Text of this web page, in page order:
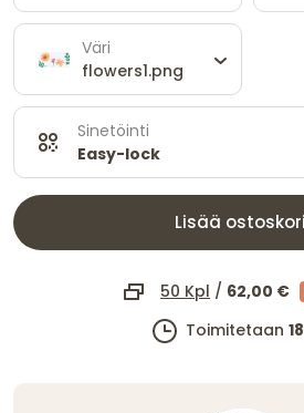
Väri
flowers1.png
Sinetöinti
Easy-lock
Lisää
50 Kpl / 62,00 €
Toimitetaan